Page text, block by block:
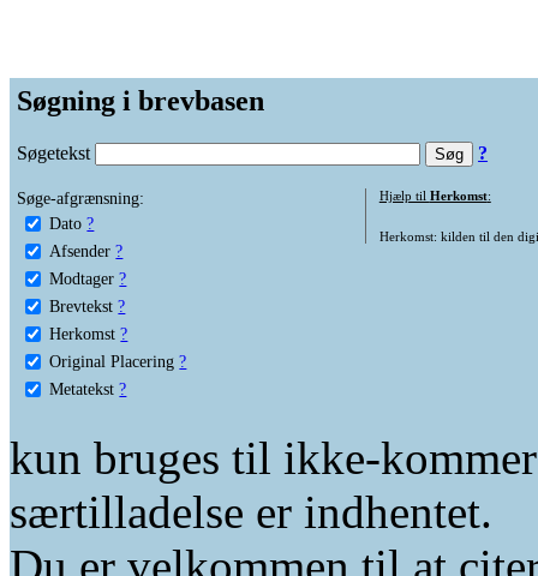
Søgning i brevbasen
Søgetekst ?
Søge-afgrænsning:
Dato ?
Afsender ?
Modtager ?
Brevtekst ?
Herkomst ?
Original Placering ?
Metatekst ?
Hjælp til Herkomst:
Herkomst: kilden til den
kun bruges til ikke-
særtilladelse er indhentet.
Du er velkommen til at